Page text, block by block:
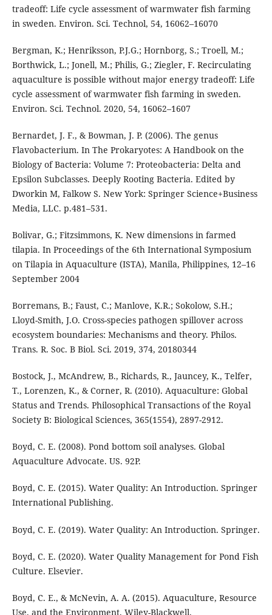
tradeoff: Life cycle assessment of warmwater fish farming
in sweden. Environ. Sci. Technol, 54, 16062–16070
Bergman, K.; Henriksson, P.J.G.; Hornborg, S.; Troell, M.;
Borthwick, L.; Jonell, M.; Philis, G.; Ziegler, F. Recirculating
aquaculture is possible without major energy tradeoff: Life
cycle assessment of warmwater fish farming in sweden.
Environ. Sci. Technol. 2020, 54, 16062–1607
Bernardet, J. F., & Bowman, J. P. (2006). The genus
Flavobacterium. In The Prokaryotes: A Handbook on the
Biology of Bacteria: Volume 7: Proteobacteria: Delta and
Epsilon Subclasses. Deeply Rooting Bacteria. Edited by
Dworkin M, Falkow S. New York: Springer Science+Business
Media, LLC. p.481–531.
Bolivar, G.; Fitzsimmons, K. New dimensions in farmed
tilapia. In Proceedings of the 6th International Symposium
on Tilapia in Aquaculture (ISTA), Manila, Philippines, 12–16
September 2004
Borremans, B.; Faust, C.; Manlove, K.R.; Sokolow, S.H.;
Lloyd-Smith, J.O. Cross-species pathogen spillover across
ecosystem boundaries: Mechanisms and theory. Philos.
Trans. R. Soc. B Biol. Sci. 2019, 374, 20180344
Bostock, J., McAndrew, B., Richards, R., Jauncey, K., Telfer,
T., Lorenzen, K., & Corner, R. (2010). Aquaculture: Global
Status and Trends. Philosophical Transactions of the Royal
Society B: Biological Sciences, 365(1554), 2897-2912.
Boyd, C. E. (2008). Pond bottom soil analyses. Global
Aquaculture Advocate. US. 92P.
Boyd, C. E. (2015). Water Quality: An Introduction. Springer
International Publishing.
Boyd, C. E. (2019). Water Quality: An Introduction. Springer.
Boyd, C. E. (2020). Water Quality Management for Pond Fish
Culture. Elsevier.
Boyd, C. E., & McNevin, A. A. (2015). Aquaculture, Resource
Use, and the Environment. Wiley-Blackwell.